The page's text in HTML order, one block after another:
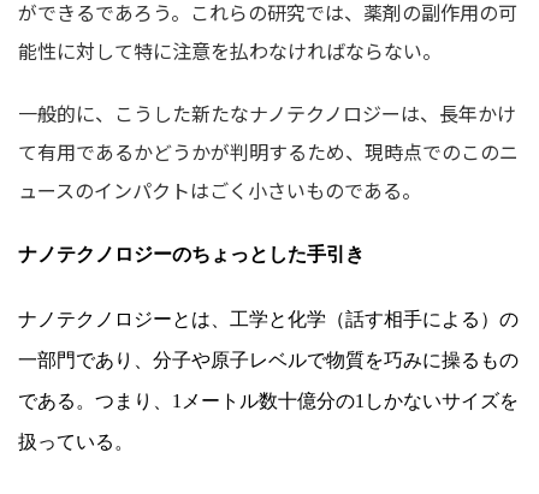
ができるであろう。これらの研究では、薬剤の副作用の可
能性に対して特に注意を払わなければならない。
一般的に、こうした新たなナノテクノロジーは、長年かけ
て有用であるかどうかが判明するため、現時点でのこのニ
ュースのインパクトはごく小さいものである。
ナノテクノロジーのちょっとした手引き
ナノテクノロジーとは、工学と化学（話す相手による）の
一部門であり、分子や原子レベルで物質を巧みに操るもの
である。つまり、 1 メートル数十億分の1 しかないサイズを
扱っている。